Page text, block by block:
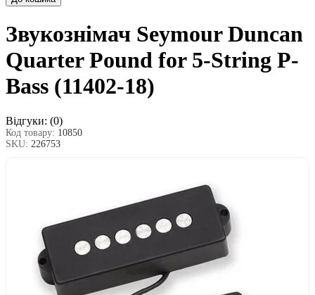
Звукознімач Seymour Duncan
Quarter Pound for 5-String P-
Bass (11402-18)
Відгуки: (0)
Код товару: 10850
SKU: 226753